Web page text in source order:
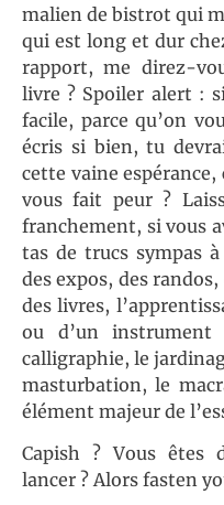
malien de bistrot qui
qui est long et dur
rapport, me direz-
livre ? Spoiler alert :
facile, parce qu’on
écris si bien, tu
cette vaine espérance,
vous fait peur ?
franchement, si vous
tas de trucs sympas
des expos, des
des livres,
ou d’un
calligraphie, le
masturbation, le
élément majeur de
Capish ? Vous êtes
lancer ? Alors fasten